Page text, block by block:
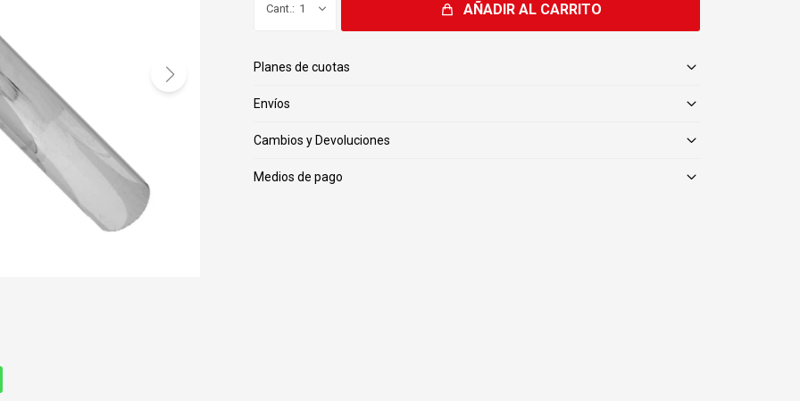
1 AÑADIR AL CARRITO
Planes de cuotas
Envíos
Cambios y Devoluciones
Medios de pago